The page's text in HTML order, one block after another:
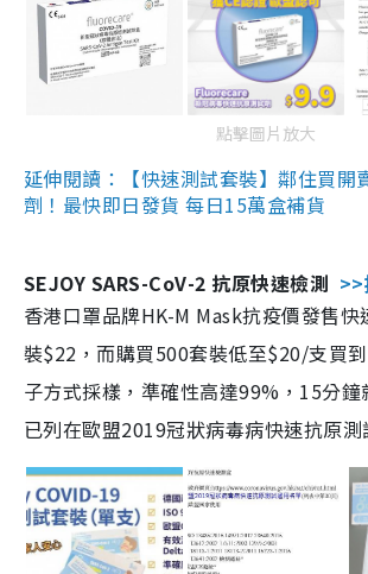
點擊圖片放大
延伸閱讀：【快速測試套裝】鄰住買開
劑！最快即日發貨 每日15萬盒補貨
SEJOY SARS-CoV-2 抗原快速檢測
香港口罩品牌HK-M Mask抗疫價發售快
裝$22，而購買500套裝低至$20/支買
子方式採樣，準確性高達99%，15分鐘
已列在歐盟2019冠狀病毒病快速抗原測